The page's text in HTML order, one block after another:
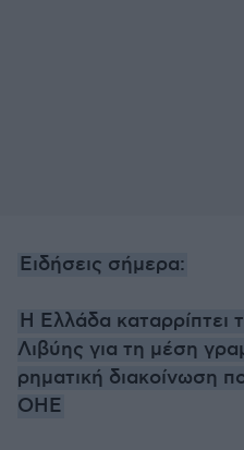
Ειδήσεις σήμερα:
Η Ελλάδα καταρρίπτει
Λιβύης για τη μέση
ρηματική διακοίνωση
ΟΗΕ